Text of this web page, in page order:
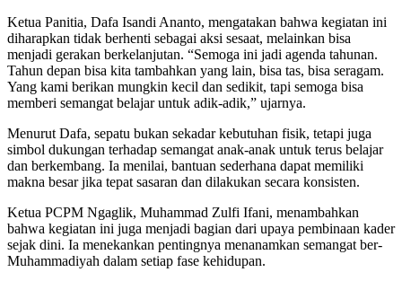
Ketua Panitia, Dafa Isandi Ananto, mengatakan bahwa kegiatan ini
diharapkan tidak berhenti sebagai aksi sesaat, melainkan bisa
menjadi gerakan berkelanjutan. “Semoga ini jadi agenda tahunan.
Tahun depan bisa kita tambahkan yang lain, bisa tas, bisa seragam.
Yang kami berikan mungkin kecil dan sedikit, tapi semoga bisa
memberi semangat belajar untuk adik-adik,” ujarnya.
Menurut Dafa, sepatu bukan sekadar kebutuhan fisik, tetapi juga
simbol dukungan terhadap semangat anak-anak untuk terus belajar
dan berkembang. Ia menilai, bantuan sederhana dapat memiliki
makna besar jika tepat sasaran dan dilakukan secara konsisten.
Ketua PCPM Ngaglik, Muhammad Zulfi Ifani, menambahkan
bahwa kegiatan ini juga menjadi bagian dari upaya pembinaan kader
sejak dini. Ia menekankan pentingnya menanamkan semangat ber-
Muhammadiyah dalam setiap fase kehidupan.